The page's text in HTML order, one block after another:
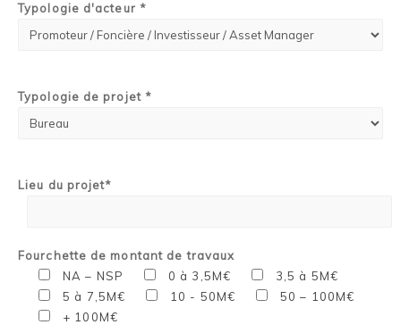
Typologie d'acteur *
Typologie de projet *
Lieu du projet*
Fourchette de montant de travaux
NA – NSP
0 à 3,5M€
3,5 à 5M€
5 à 7,5M€
10 - 50M€
50 – 100M€
+ 100M€